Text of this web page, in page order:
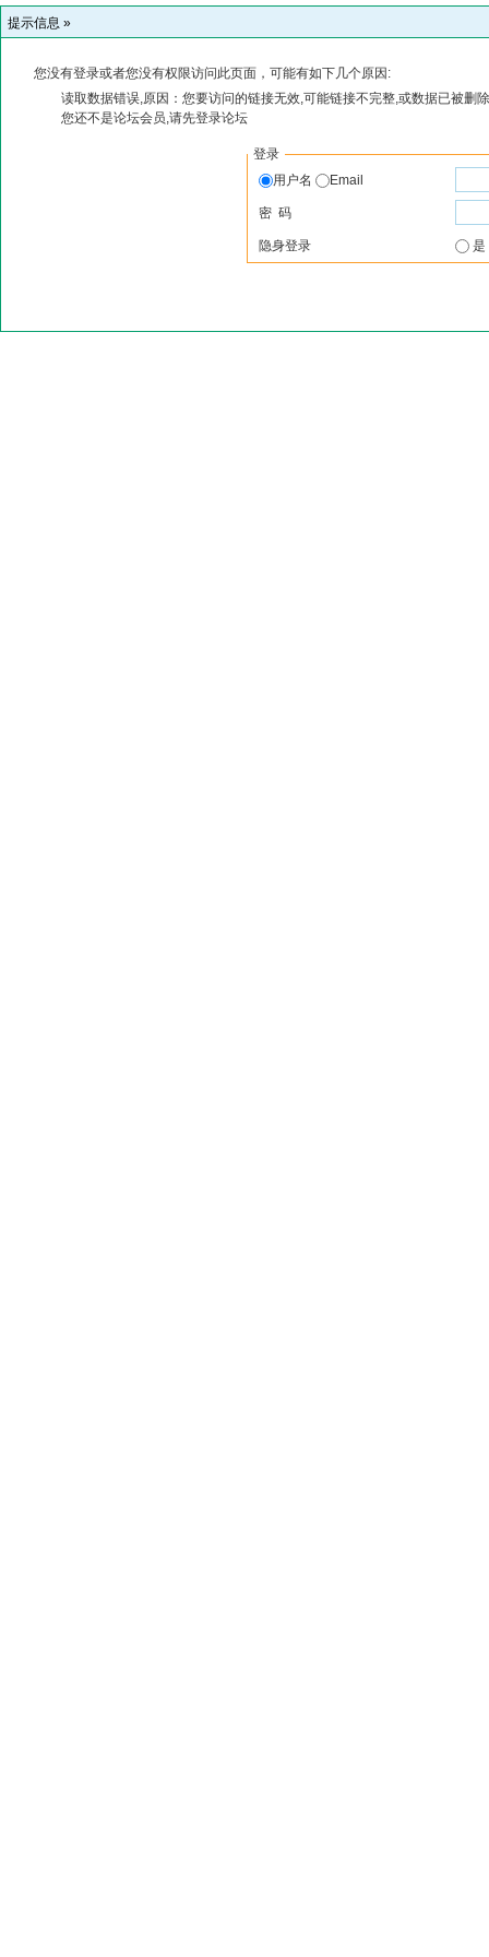
提示信息 »
您没有登录或者您没有权限访问此页面，可能有如下几个原因:
读取数据错误,原因：您要访问的链接无效,可能链接不完整,或数据已被删
您还不是论坛会员,请先登录论坛
登录
用户名
Email
密 码
隐身登录